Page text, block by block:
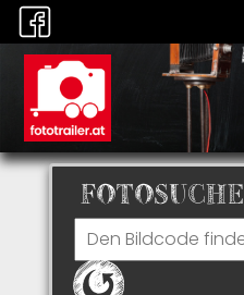
FOTOSUCHE